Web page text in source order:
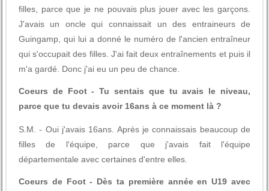
filles, parce que je ne pouvais plus jouer avec les garçons.
J'avais un oncle qui connaissait un des entraineurs de
Guingamp, qui lui a donné le numéro de l'ancien entraîneur
qui s'occupait des filles. J'ai fait deux entraînements et puis il
m'a gardé. Donc j'ai eu un peu de chance.
Coeurs de Foot - Tu sentais que tu avais le niveau,
parce que tu devais avoir 16ans à ce moment là ?
S.M. - Oui j'avais 16ans. Après je connaissais beaucoup de
filles de l'équipe, parce que j'avais fait l'équipe
départementale avec certaines d'entre elles.
Coeurs de Foot - Dès ta première année en U19 avec